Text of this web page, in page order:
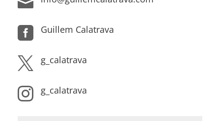
 Guillem Calatrava
 g_calatrava
 g_calatrava